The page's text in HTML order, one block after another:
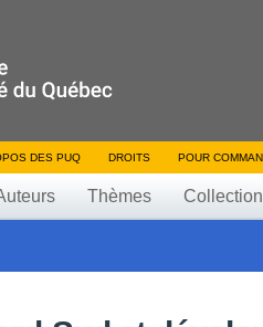
DES PUQ DROITS POUR
Thèmes